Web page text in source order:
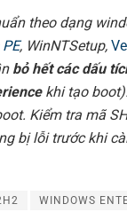
theo dạng
, WinNTSetup,
bỏ hết các dấu
khi tạo
Kiểm tra mã
bị lỗi trước khi
WINDOWS